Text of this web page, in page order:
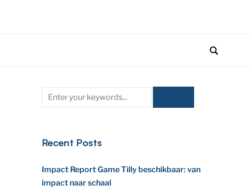
Recent Posts
Impact Report Game Tilly beschikbaar: van
impact naar schaal